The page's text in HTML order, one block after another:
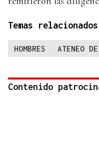
Temas relacionados
HOMBRES ATENEO
Contenido